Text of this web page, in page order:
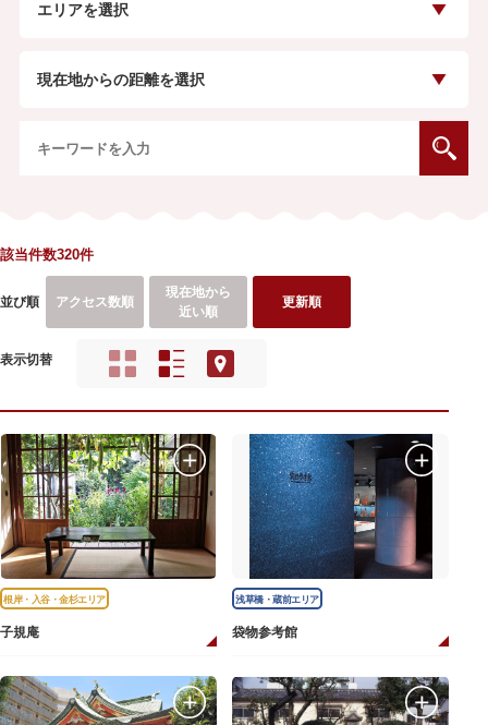
エリアを選択
現在地からの距離を選択
該当件数320件
並び順 アクセス数順
現在地から
近い順
更新順
表示切替
根岸・入谷・金杉エリア
子規庵
浅草橋・蔵前エリア
袋物参考館